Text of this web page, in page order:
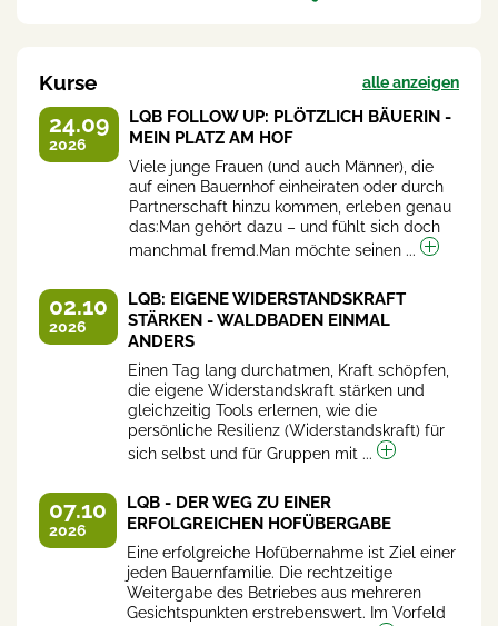
Kurse alle anzeigen
24.09
2026
LQB FOLLOW UP: PLÖTZLICH BÄUERIN -
MEIN PLATZ AM HOF
Viele junge Frauen (und auch Männer), die
auf einen Bauernhof einheiraten oder durch
Partnerschaft hinzu kommen, erleben genau
das:Man gehört dazu – und fühlt sich doch
manchmal fremd.Man möchte seinen ...
02.10
2026
LQB: EIGENE WIDERSTANDSKRAFT
STÄRKEN - WALDBADEN EINMAL
ANDERS
Einen Tag lang durchatmen, Kraft schöpfen,
die eigene Widerstandskraft stärken und
gleichzeitig Tools erlernen, wie die
persönliche Resilienz (Widerstandskraft) für
sich selbst und für Gruppen mit ...
07.10
2026
LQB - DER WEG ZU EINER
ERFOLGREICHEN HOFÜBERGABE
Eine erfolgreiche Hofübernahme ist Ziel einer
jeden Bauernfamilie. Die rechtzeitige
Weitergabe des Betriebes aus mehreren
Gesichtspunkten erstrebenswert. Im Vorfeld